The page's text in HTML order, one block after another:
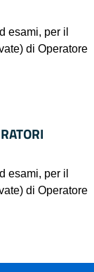
esami, per il
di Operatore
esami, per il
di Operatore